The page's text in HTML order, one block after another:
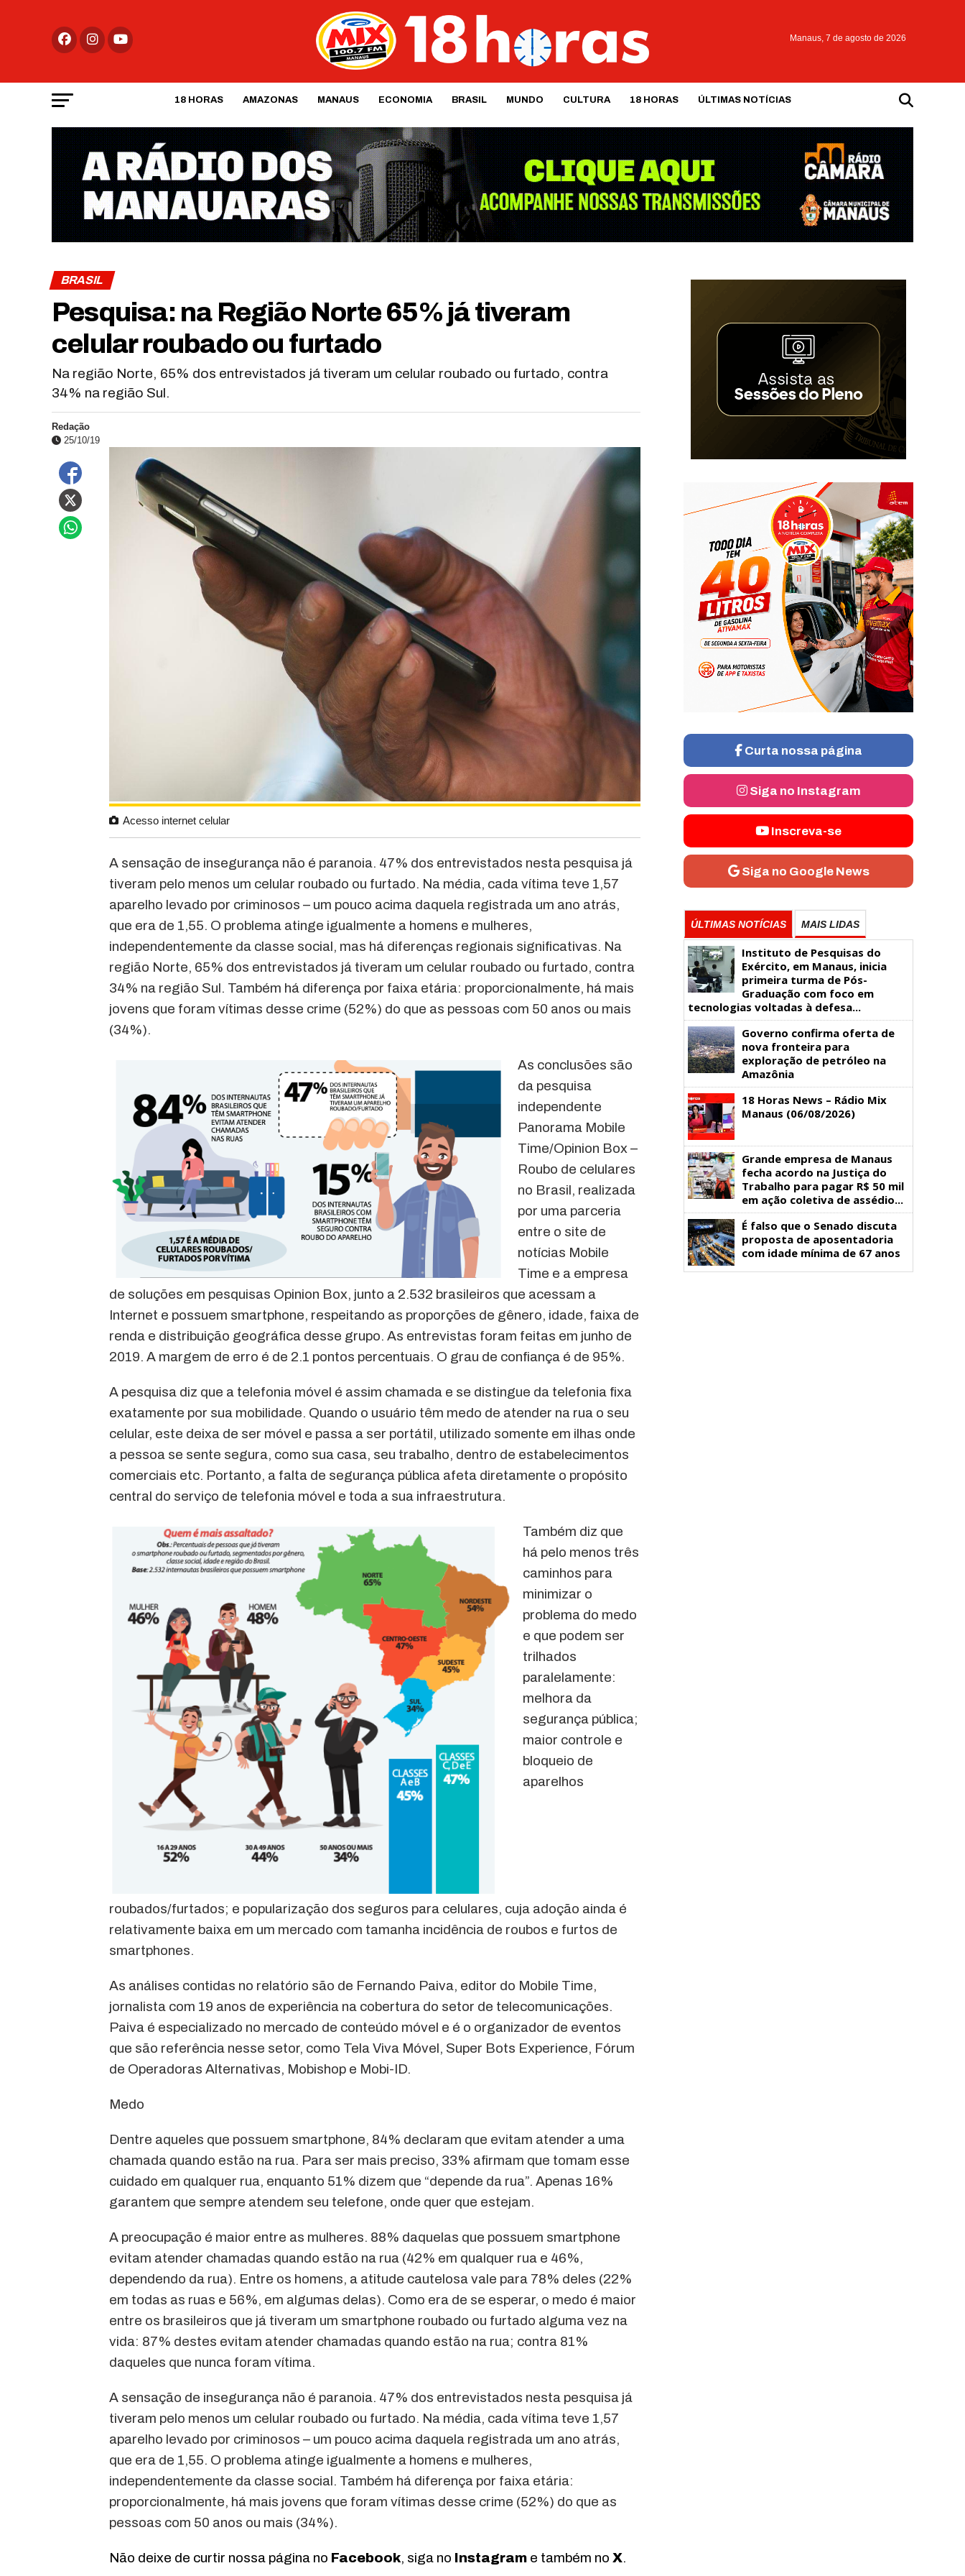
Manaus, 7 de agosto de 2026
18 HORAS AMAZONAS MANAUS ECONOMIA BRASIL MUNDO CULTURA 18 HORAS ÚLTIMAS NOTÍCIAS
BRASIL
Pesquisa: na Região Norte 65% já tiveram
celular roubado ou furtado
Na região Norte, 65% dos entrevistados já tiveram um celular roubado ou furtado, contra
34% na região Sul.
Redação
25/10/19
Acesso internet celular
A sensação de insegurança não é paranoia. 47% dos entrevistados nesta pesquisa já
tiveram pelo menos um celular roubado ou furtado. Na média, cada vítima teve 1,57
aparelho levado por criminosos – um pouco acima daquela registrada um ano atrás,
que era de 1,55. O problema atinge igualmente a homens e mulheres,
independentemente da classe social, mas há diferenças regionais significativas. Na
região Norte, 65% dos entrevistados já tiveram um celular roubado ou furtado, contra
34% na região Sul. Também há diferença por faixa etária: proporcionalmente, há mais
jovens que foram vítimas desse crime (52%) do que as pessoas com 50 anos ou mais
(34%).
As conclusões são
da pesquisa
independente
Panorama Mobile
Time/Opinion Box –
Roubo de celulares
no Brasil, realizada
por uma parceria
entre o site de
notícias Mobile
Time e a empresa
de soluções em pesquisas Opinion Box, junto a 2.532 brasileiros que acessam a
Internet e possuem smartphone, respeitando as proporções de gênero, idade, faixa de
renda e distribuição geográfica desse grupo. As entrevistas foram feitas em junho de
2019. A margem de erro é de 2.1 pontos percentuais. O grau de confiança é de 95%.
A pesquisa diz que a telefonia móvel é assim chamada e se distingue da telefonia fixa
exatamente por sua mobilidade. Quando o usuário têm medo de atender na rua o seu
celular, este deixa de ser móvel e passa a ser portátil, utilizado somente em ilhas onde
a pessoa se sente segura, como sua casa, seu trabalho, dentro de estabelecimentos
comerciais etc. Portanto, a falta de segurança pública afeta diretamente o propósito
central do serviço de telefonia móvel e toda a sua infraestrutura.
Também diz que
há pelo menos três
caminhos para
minimizar o
problema do medo
e que podem ser
trilhados
paralelamente:
melhora da
segurança pública;
maior controle e
bloqueio de
aparelhos
roubados/furtados; e popularização dos seguros para celulares, cuja adoção ainda é
relativamente baixa em um mercado com tamanha incidência de roubos e furtos de
smartphones.
As análises contidas no relatório são de Fernando Paiva, editor do Mobile Time,
jornalista com 19 anos de experiência na cobertura do setor de telecomunicações.
Paiva é especializado no mercado de conteúdo móvel e é o organizador de eventos
que são referência nesse setor, como Tela Viva Móvel, Super Bots Experience, Fórum
de Operadoras Alternativas, Mobishop e Mobi-ID.
Medo
Dentre aqueles que possuem smartphone, 84% declaram que evitam atender a uma
chamada quando estão na rua. Para ser mais preciso, 33% afirmam que tomam esse
cuidado em qualquer rua, enquanto 51% dizem que “depende da rua”. Apenas 16%
garantem que sempre atendem seu telefone, onde quer que estejam.
A preocupação é maior entre as mulheres. 88% daquelas que possuem smartphone
evitam atender chamadas quando estão na rua (42% em qualquer rua e 46%,
dependendo da rua). Entre os homens, a atitude cautelosa vale para 78% deles (22%
em todas as ruas e 56%, em algumas delas). Como era de se esperar, o medo é maior
entre os brasileiros que já tiveram um smartphone roubado ou furtado alguma vez na
vida: 87% destes evitam atender chamadas quando estão na rua; contra 81%
daqueles que nunca foram vítima.
A sensação de insegurança não é paranoia. 47% dos entrevistados nesta pesquisa já
tiveram pelo menos um celular roubado ou furtado. Na média, cada vítima teve 1,57
aparelho levado por criminosos – um pouco acima daquela registrada um ano atrás,
que era de 1,55. O problema atinge igualmente a homens e mulheres,
independentemente da classe social. Também há diferença por faixa etária:
proporcionalmente, há mais jovens que foram vítimas desse crime (52%) do que as
pessoas com 50 anos ou mais (34%).
Não deixe de curtir nossa página no Facebook, siga no Instagram e também no X.
Curta nossa página
Siga no Instagram
Inscreva-se
Siga no Google News
ÚLTIMAS NOTÍCIAS MAIS LIDAS
Instituto de Pesquisas do
Exército, em Manaus, inicia
primeira turma de Pós-
Graduação com foco em
tecnologias voltadas à defesa...
Governo confirma oferta de
nova fronteira para
exploração de petróleo na
Amazônia
18 Horas News​​​​​​​​​​​​ – Rádio Mix
Manaus (06/08/2026)
Grande empresa de Manaus
fecha acordo na Justiça do
Trabalho para pagar R$ 50 mil
em ação coletiva de assédio...
É falso que o Senado discuta
proposta de aposentadoria
com idade mínima de 67 anos